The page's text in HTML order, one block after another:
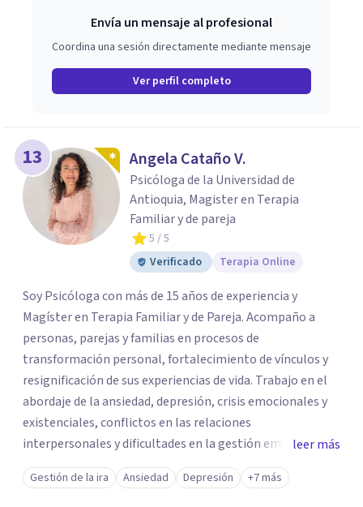
Envía un mensaje al profesional
Coordina una sesión directamente mediante mensaje
Ver perfil completo
13 Angela Cataño V.
Psicóloga de la Universidad de
Antioquia, Magister en Terapia
Familiar y de pareja
5 / 5
Verificado
Terapia Online
Soy Psicóloga con más de 15 años de experiencia y
Magíster en Terapia Familiar y de Pareja. Acompaño a
personas, parejas y familias en procesos de
transformación personal, fortalecimiento de vínculos y
resignificación de sus experiencias de vida. Trabajo en el
abordaje de la ansiedad, depresión, crisis emocionales y
existenciales, conflictos en las relaciones
interpersonales y dificultades en la gestión emocional,
ofreciendo un espacio de escucha, comprensión y
acompañamiento terapéutico. Cada proceso terapéutico
leer más
Gestión de la ira Ansiedad Depresión +7 más